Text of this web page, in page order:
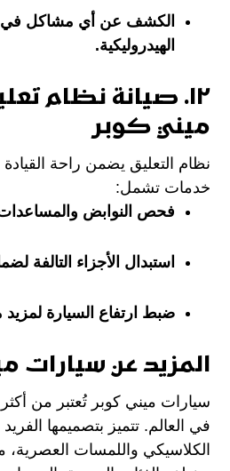
الكشف عن أي مشاكل في
الهيدروليكية.
١٢. صيانة نظام
ميني كوبر
نظام التعليق يضمن راحة
خدمات تشمل:
فحص النوابض
استبدال الأجزاء التالفة
ضبط ارتفاع السيارة لمزيد
المزيد عن سيارات
سيارات ميني كوبر تُعتبر من
في العالم. تتميز بتصميمها
الكلاسيكي واللمسات العصرية،